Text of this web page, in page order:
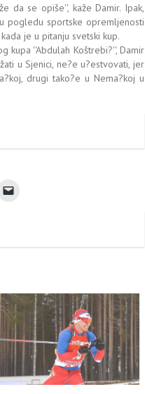
da se opiše'', kaže Damir. Ipak,
pogledu sportske opremljenosti
je u pitanju svetski kup.
''Abdulah Koštrebi?'', Damir
u Sjenici, ne?e u?estvovati, jer
drugi tako?e u Nema?koj u